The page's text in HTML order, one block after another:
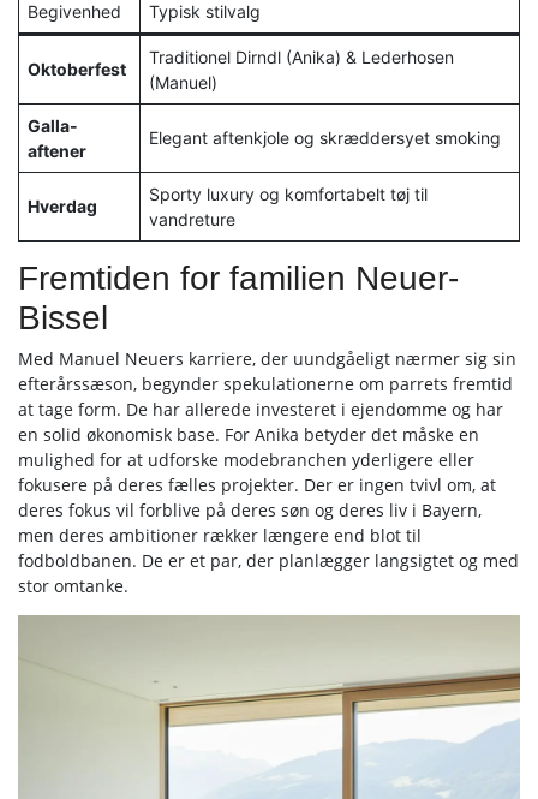
Begivenhed Typisk stilvalg
Oktoberfest
Traditionel Dirndl (Anika) & Lederhosen
(Manuel)
Galla-
aftener
Elegant aftenkjole og skræddersyet smoking
Hverdag
Sporty luxury og komfortabelt tøj til
vandreture
Fremtiden for familien Neuer-
Bissel
Med Manuel Neuers karriere, der uundgåeligt nærmer sig sin
efterårssæson, begynder spekulationerne om parrets fremtid
at tage form. De har allerede investeret i ejendomme og har
en solid økonomisk base. For Anika betyder det måske en
mulighed for at udforske modebranchen yderligere eller
fokusere på deres fælles projekter. Der er ingen tvivl om, at
deres fokus vil forblive på deres søn og deres liv i Bayern,
men deres ambitioner rækker længere end blot til
fodboldbanen. De er et par, der planlægger langsigtet og med
stor omtanke.